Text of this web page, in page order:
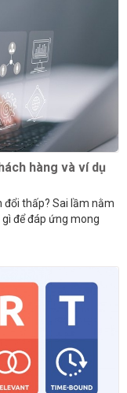
hàng và ví dụ
đổi thấp? Sai lầm nằm
để đáp ứng mong